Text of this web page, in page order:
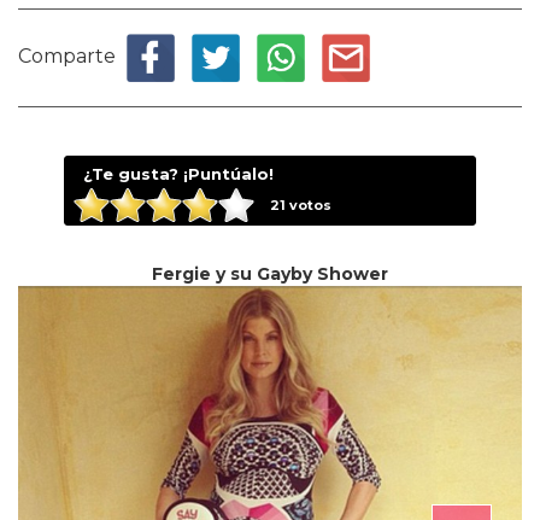
Comparte
¿Te gusta? ¡Puntúalo!
21 votos
Fergie y su Gayby Shower